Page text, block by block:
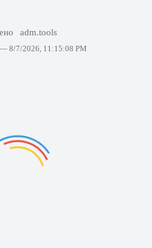
adm.tools
— 8/7/2026, 11:15:08 PM